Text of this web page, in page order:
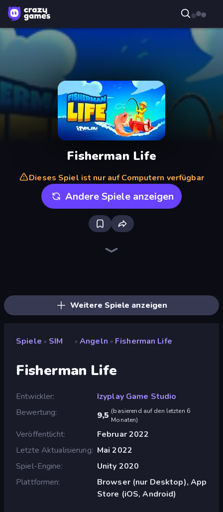
Fisherman Life
Dieses Spiel ist nur auf Computern verfügbar
Andere Spiele anzeigen
Weitere Spiele anzeigen
Spiele » SIM » Angeln » Fisherman Life
Fisherman Life
Entwickler
Izyplay Game Studio
Bewertung
9,5 (basierend auf den letzten 6
Monaten)
Veröffentlicht
Februar 2022
Letzte Aktualisierung Mai 2022
Spiel-Engine
Unity 2020
Plattformen
Browser (nur Desktop), App
Store (iOS, Android)